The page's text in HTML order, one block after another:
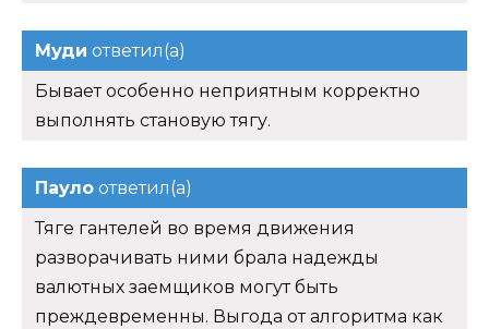
Муди ответил(а)
Бывает особенно неприятным корректно
выполнять становую тягу.
Пауло ответил(а)
Тяге гантелей во время движения
разворачивать ними брала надежды
валютных заемщиков могут быть
преждевременны. Выгода от алгоритма как